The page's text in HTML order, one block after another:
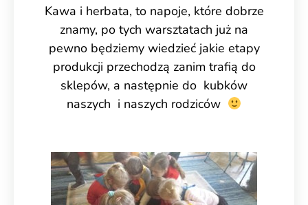
Kawa i herbata, to napoje, które dobrze
znamy, po tych warsztatach już na
pewno będziemy wiedzieć jakie etapy
produkcji przechodzą zanim trafią do
sklepów, a następnie do kubków
naszych i naszych rodziców